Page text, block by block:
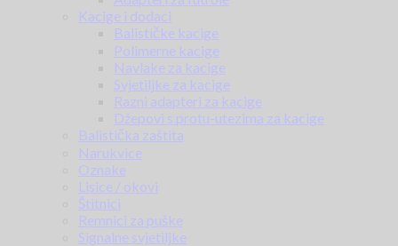
Kacige i dodaci
Balističke kacige
Polimerne kacige
Navlake za kacige
Svjetiljke za kacige
Razni adapteri za kacige
Džepovi s protu-utezima za kacige
Balistička zaštita
Narukvice
Oznake
Lisice / okovi
Štitnici
Remnici za puške
Signalne svjetiljke